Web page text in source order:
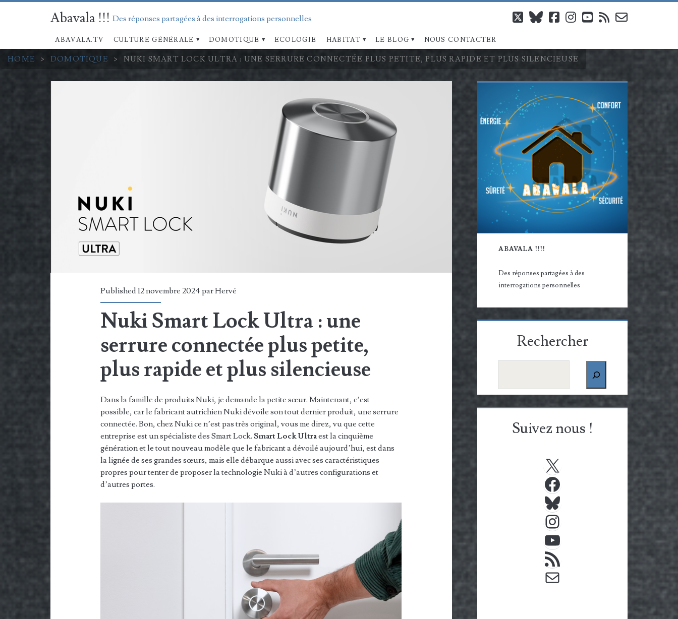
Abavala !!! Des réponses partagées à des interrogations personnelles
ABAVALA.TV CULTURE GÉNÉRALE DOMOTIQUE ECOLOGIE HABITAT LE BLOG NOUS CONTACTER
twitterblueskyfacebook
instagram
youtube
rss email-
HOME > DOMOTIQUE > NUKI SMART LOCK ULTRA : UNE SERRURE CONNECTÉE PLUS PETITE, PLUS RAPIDE ET PLUS SILENCIEUSE
Published 12 novembre 2024 parHervé
Nuki Smart Lock Ultra : une
serrure connectée plus petite,
plus rapide et plus silencieuse
Dans la famille de produits Nuki, je demande la petite sœur. Maintenant, c’est
possible, car le fabricant autrichien Nuki dévoile son tout dernier produit, une serrure
connectée. Bon, chez Nuki ce n’est pas très original, vous me direz, vu que cette
entreprise est un spécialiste des Smart Lock.Smart Lock Ultraest la cinquième
génération et le tout nouveau modèle que le fabricant a dévoilé aujourd’hui, est dans
la lignée de ses grandes sœurs, mais elle débarque aussi avec ses caractéristiques
propres pour tenter de proposer la technologie Nuki à d’autres configurations et
d’autres portes.
Barre
latérale
principale
ABAVALA !!!!
Des réponses partagées à des
interrogations personnelles
Rechercher
Suivez nous !
Facebook
YouTube